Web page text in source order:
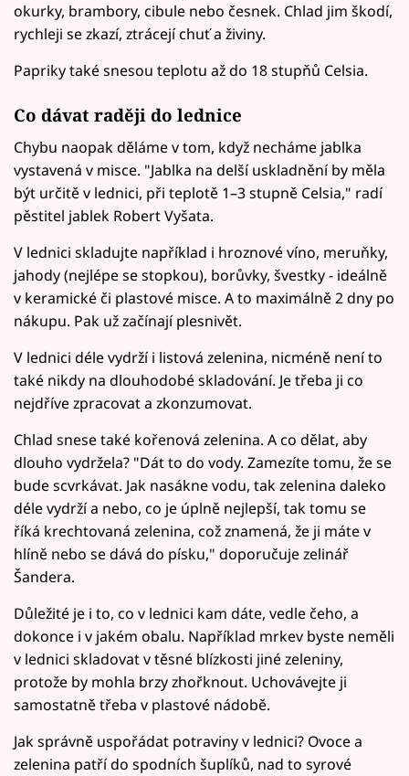
okurky, brambory, cibule nebo česnek. Chlad jim škodí,
rychleji se zkazí, ztrácejí chuť a živiny.
Papriky také snesou teplotu až do 18 stupňů Celsia.
Co dávat raději do lednice
Chybu naopak děláme v tom, když necháme jablka
vystavená v misce. "Jablka na delší uskladnění by měla
být určitě v lednici, při teplotě 1–3 stupně Celsia," radí
pěstitel jablek Robert Vyšata.
V lednici skladujte například i hroznové víno, meruňky,
jahody (nejlépe se stopkou), borůvky, švestky - ideálně
v keramické či plastové misce. A to maximálně 2 dny po
nákupu. Pak už začínají plesnivět.
V lednici déle vydrží i listová zelenina, nicméně není to
také nikdy na dlouhodobé skladování. Je třeba ji co
nejdříve zpracovat a zkonzumovat.
Chlad snese také kořenová zelenina. A co dělat, aby
dlouho vydržela? "Dát to do vody. Zamezíte tomu, že se
bude scvrkávat. Jak nasákne vodu, tak zelenina daleko
déle vydrží a nebo, co je úplně nejlepší, tak tomu se
říká krechtovaná zelenina, což znamená, že ji máte v
hlíně nebo se dává do písku," doporučuje zelinář
Šandera.
Důležité je i to, co v lednici kam dáte, vedle čeho, a
dokonce i v jakém obalu. Například mrkev byste neměli
v lednici skladovat v těsné blízkosti jiné zeleniny,
protože by mohla brzy zhořknout. Uchovávejte ji
samostatně třeba v plastové nádobě.
Jak správně uspořádat potraviny v lednici? Ovoce a
zelenina patří do spodních šuplíků, nad to syrové